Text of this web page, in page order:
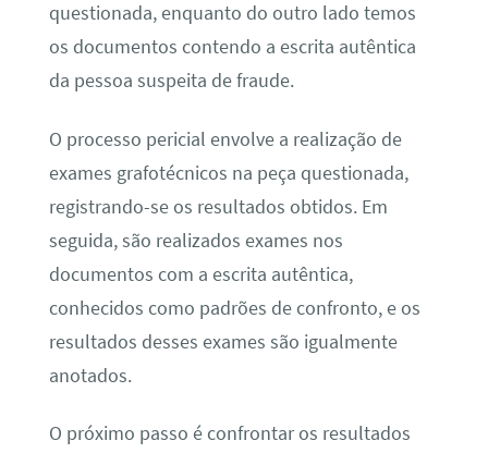
questionada, enquanto do outro lado temos
os documentos contendo a escrita autêntica
da pessoa suspeita de fraude.
O processo pericial envolve a realização de
exames grafotécnicos na peça questionada,
registrando-se os resultados obtidos. Em
seguida, são realizados exames nos
documentos com a escrita autêntica,
conhecidos como padrões de confronto, e os
resultados desses exames são igualmente
anotados.
O próximo passo é confrontar os resultados